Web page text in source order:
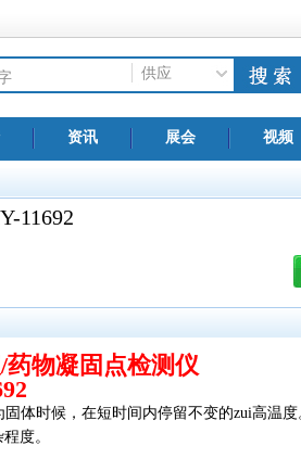
供应
资讯 展会 视频
11692
物凝固点检测仪
体时候，在短时间内停留不变的zui高温
度。